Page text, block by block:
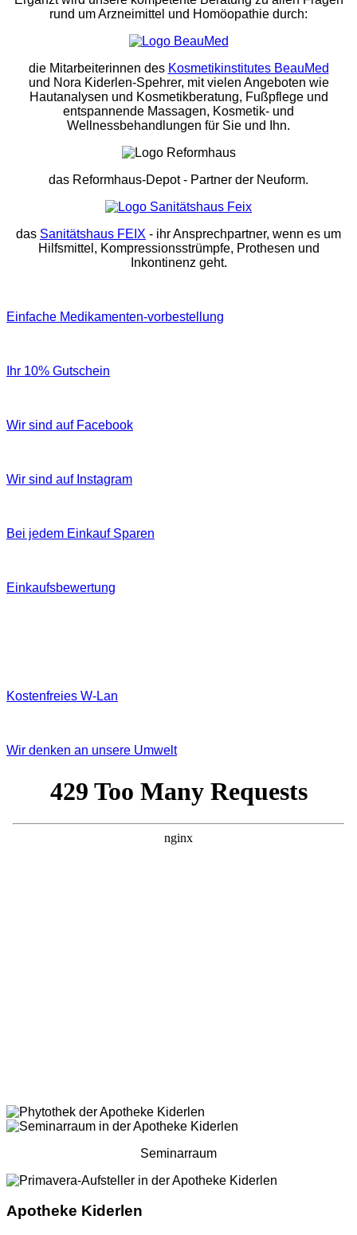
rund um Arzneimittel und Homöopathie durch:
die Mitarbeiterinnen des Kosmetikinstitutes BeauMed
und Nora Kiderlen-Spehrer, mit vielen Angeboten wie
Hautanalysen und Kosmetikberatung, Fußpflege und
entspannende Massagen, Kosmetik- und
Wellnessbehandlungen für Sie und Ihn.
das Reformhaus-Depot- Partner der Neuform.
das Sanitätshaus FEIX - ihr Ansprechpartner, wenn es um
Hilfsmittel, Kompressionsstrümpfe, Prothesen und
Inkontinenz geht.
Einfache Medikamenten-vorbestellung
Ihr 10% Gutschein
Wir sind auf Facebook
Wir sind auf Instagram
Bei jedem Einkauf Sparen
Einkaufsbewertung
Kostenfreies W‐Lan
Wir denken an unsere Umwelt
Seminarraum
Apotheke Kiderlen